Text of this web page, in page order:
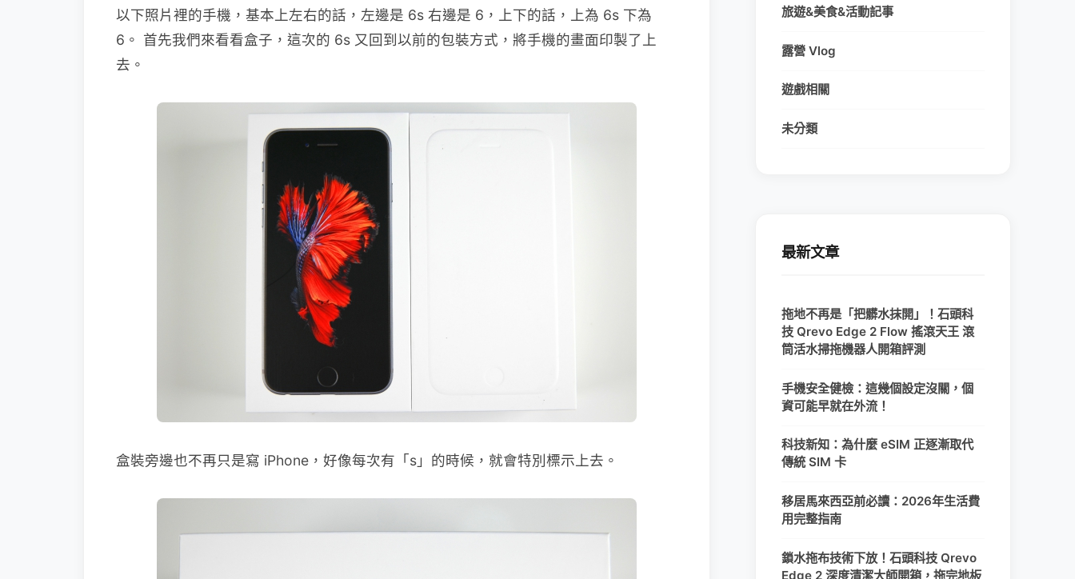
以下照片裡的手機，基本上左右的話，左邊是 6s 右邊是 6，上下的話，上為 6s 下為
6。 首先我們來看看盒子，這次的 6s 又回到以前的包裝方式，將手機的畫面印製了上
去。
盒裝旁邊也不再只是寫 iPhone，好像每次有「s」的時候，就會特別標示上去。
旅遊&美食&活動記事
露營 Vlog
遊戲相關
未分類
最新文章
拖地不再是「把髒水抹開」！石頭科
技 Qrevo Edge 2 Flow 搖滾天王 滾
筒活水掃拖機器人開箱評測
手機安全健檢：這幾個設定沒關，個
資可能早就在外流！
科技新知：為什麼 eSIM 正逐漸取代
傳統 SIM 卡
移居馬來西亞前必讀：2026年生活費
用完整指南
鎖水拖布技術下放！石頭科技 Qrevo
Edge 2 深度清潔大師開箱，拖完地板